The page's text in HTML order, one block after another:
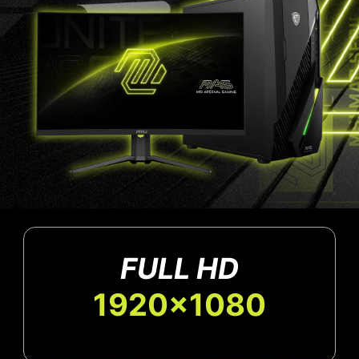
FULL HD
1920x1080